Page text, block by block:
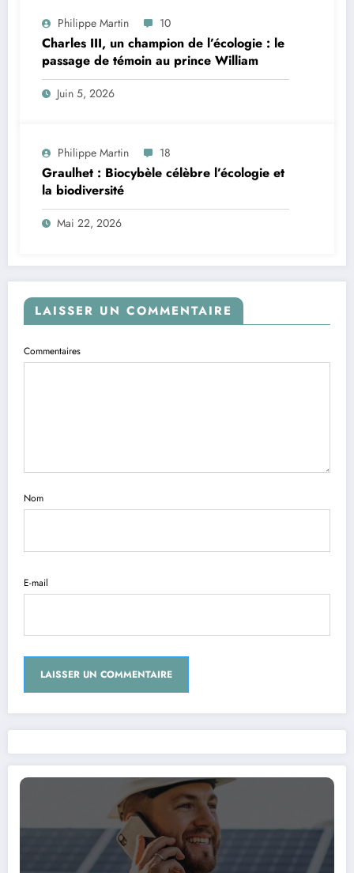
Philippe Martin 10
Charles III, un champion de l’écologie : le
passage de témoin au prince William
Juin 5, 2026
Philippe Martin 18
Graulhet : Biocybèle célèbre l’écologie et
la biodiversité
Mai 22, 2026
LAISSER UN COMMENTAIRE
Commentaires
Nom
E-mail